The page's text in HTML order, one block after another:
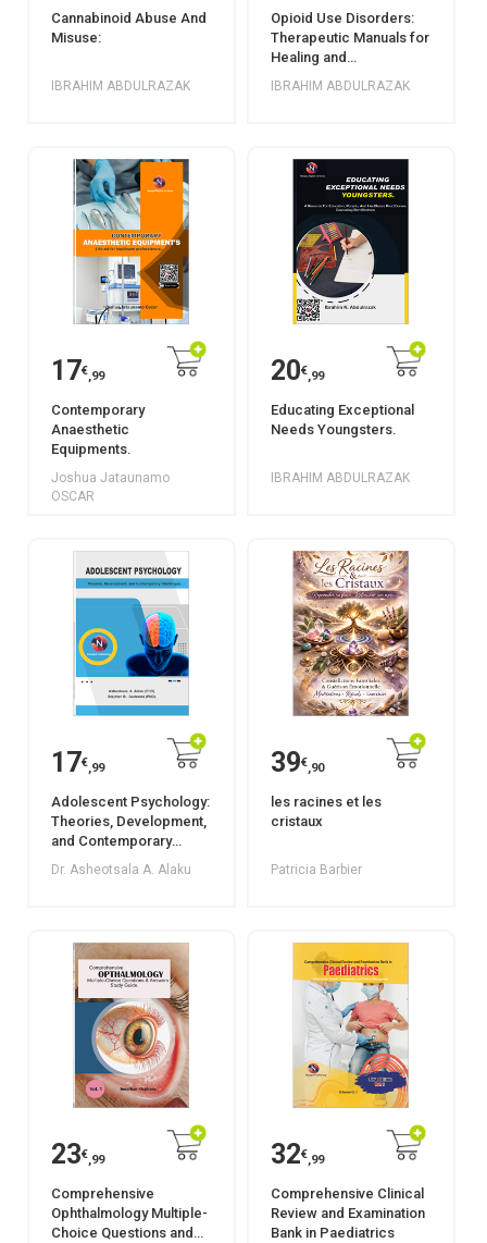
Cannabinoid Abuse And
Misuse:
IBRAHIM ABDULRAZAK
Opioid Use Disorders:
Therapeutic Manuals for
Healing and
Recuperation
IBRAHIM ABDULRAZAK
17€,99
Contemporary
Anaesthetic
Equipments.
Joshua Jataunamo
OSCAR
20€,99
Educating Exceptional
Needs Youngsters.
IBRAHIM ABDULRAZAK
17€,99
Adolescent Psychology:
Theories, Development,
and Contemporary
Challenges
Dr. Asheotsala A. Alaku
39€,90
les racines et les
cristaux
Patricia Barbier
23€,99
Comprehensive
Ophthalmology Multiple-
Choice Questions and
32€,99
Comprehensive Clinical
Review and Examination
Bank in Paediatrics